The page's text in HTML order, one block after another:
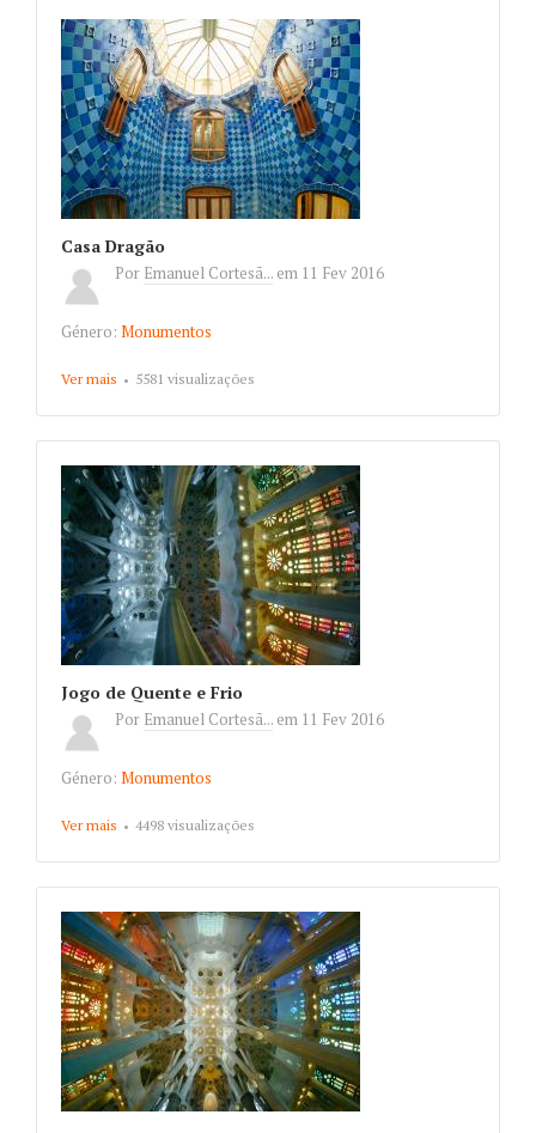
Casa Dragão
Por Emanuel Cortesã... em 11 Fev 2016
Género: Monumentos
Ver mais about Casa Dragão
5581 visualizações
Jogo de Quente e Frio
Por Emanuel Cortesã... em 11 Fev 2016
Género: Monumentos
Ver mais about Jogo de Quente e Frio
4498 visualizações